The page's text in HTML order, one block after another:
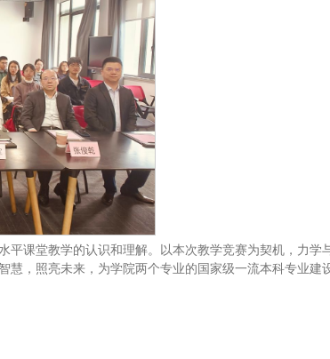
课堂教学的认识和理解。以本次教学竞赛为契机，力学
，照亮未来，为学院两个专业的国家级一流本科专业建